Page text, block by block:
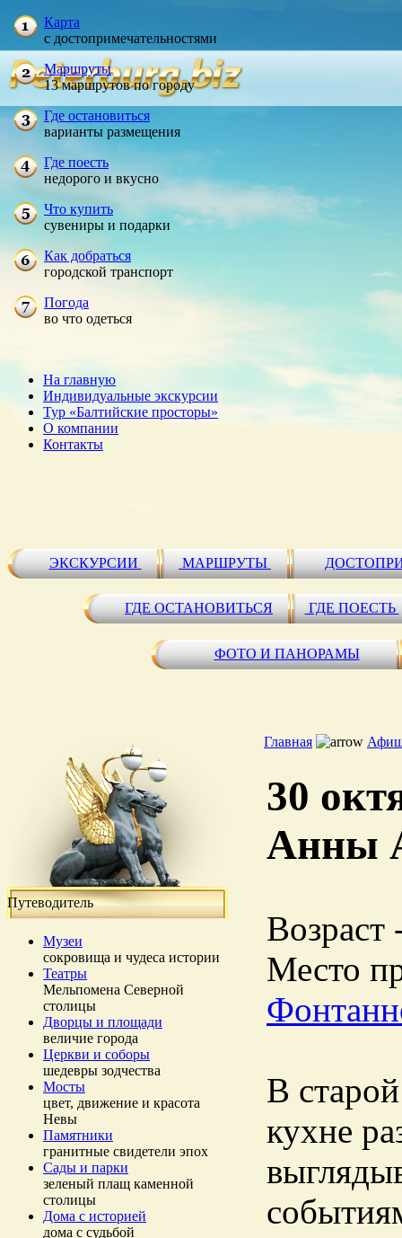
Карта
с достопримечательностями
Маршруты
13 маршрутов по городу
Где остановиться
варианты размещения
Где поесть
недорого и вкусно
Что купить
сувениры и подарки
Как добраться
городской транспорт
Погода
во что одеться
На главную
Индивидуальные экскурсии
Тур «Балтийские просторы»
О компании
Контакты
ЭКСКУРСИИ МАРШРУТЫ
ГДЕ ОСТАНОВИТЬСЯ ГДЕ ПОЕСТЬ
ФОТО И ПАНОРАМЫ
Путеводитель
Музеи
сокровища и чудеса истории
Театры
Мельпомена Северной
столицы
Дворцы и площади
величие города
Церкви и соборы
шедевры зодчества
Мосты
цвет, движение и красота
Невы
Памятники
гранитные свидетели эпох
Сады и парки
зеленый плащ каменной
столицы
Дома с историей
дома с судьбой
Главная
30
Анны
Возраст
Место
В
кухне